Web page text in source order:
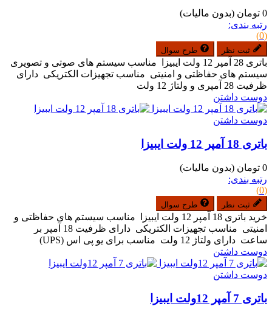
0 تومان
(بدون مالیات)
رتبه بندی:
(0)
ثبت نظر طرح سوال
باتری 28 آمپر 12 ولت ایبیزا مناسب سیستم های صوتی و تصویری
سیستم های حفاظتی و امنیتی مناسب تجهیزات الکتریکی دارای
ظرفیت 28 آمپری و ولتاژ 12 ولت
دوست داشتن
دوست داشتن
باتری 18 آمپر 12 ولت ایبیزا
0 تومان
(بدون مالیات)
رتبه بندی:
(0)
ثبت نظر طرح سوال
خرید باتری 18 آمپر 12 ولت ایبیزا مناسب سیستم های حفاظتی و
امنیتی مناسب تجهیزات الکتریکی دارای ظرفیت 18 آمپر بر
ساعت دارای ولتاژ 12 ولت مناسب برای یو پی اس (UPS)
دوست داشتن
دوست داشتن
باتری 7 آمپر 12ولت ایبیزا